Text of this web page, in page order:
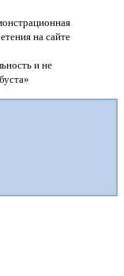
на сайте
и не